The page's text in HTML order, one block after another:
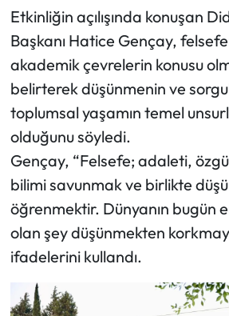
Etkinliğin açılışında konuşan
Başkanı Hatice Gençay,
akademik çevrelerin konusu
belirterek düşünmenin ve
toplumsal yaşamın temel
olduğunu söyledi.
Gençay, “Felsefe; adaleti,
bilimi savunmak ve birlikte
öğrenmektir. Dünyanın bugün
olan şey düşünmekten
ifadelerini kullandı.